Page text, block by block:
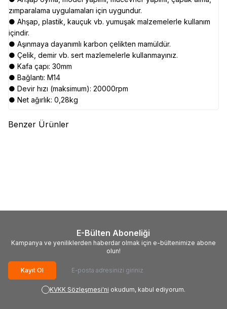
zımparalama uygulamaları için uygundur.
● Ahşap, plastik, kauçuk vb. yumuşak malzemelerle kullanım
içindir.
● Aşınmaya dayanımlı karbon çelikten mamüldür.
● Çelik, demir vb. sert mazlemelerle kullanmayınız.
● Kafa çapı: 30mm
● Bağlantı: M14
● Devir hızı (maksimum): 20000rpm
● Net ağırlık: 0,28kg
Benzer Ürünler
E-Bülten Aboneliği
Kampanya ve yeniliklerden haberdar olmak için e-bültenimize abone
olun!
Kayıt Ol
KVKK Sözleşmesi'ni okudum, kabul ediyorum.